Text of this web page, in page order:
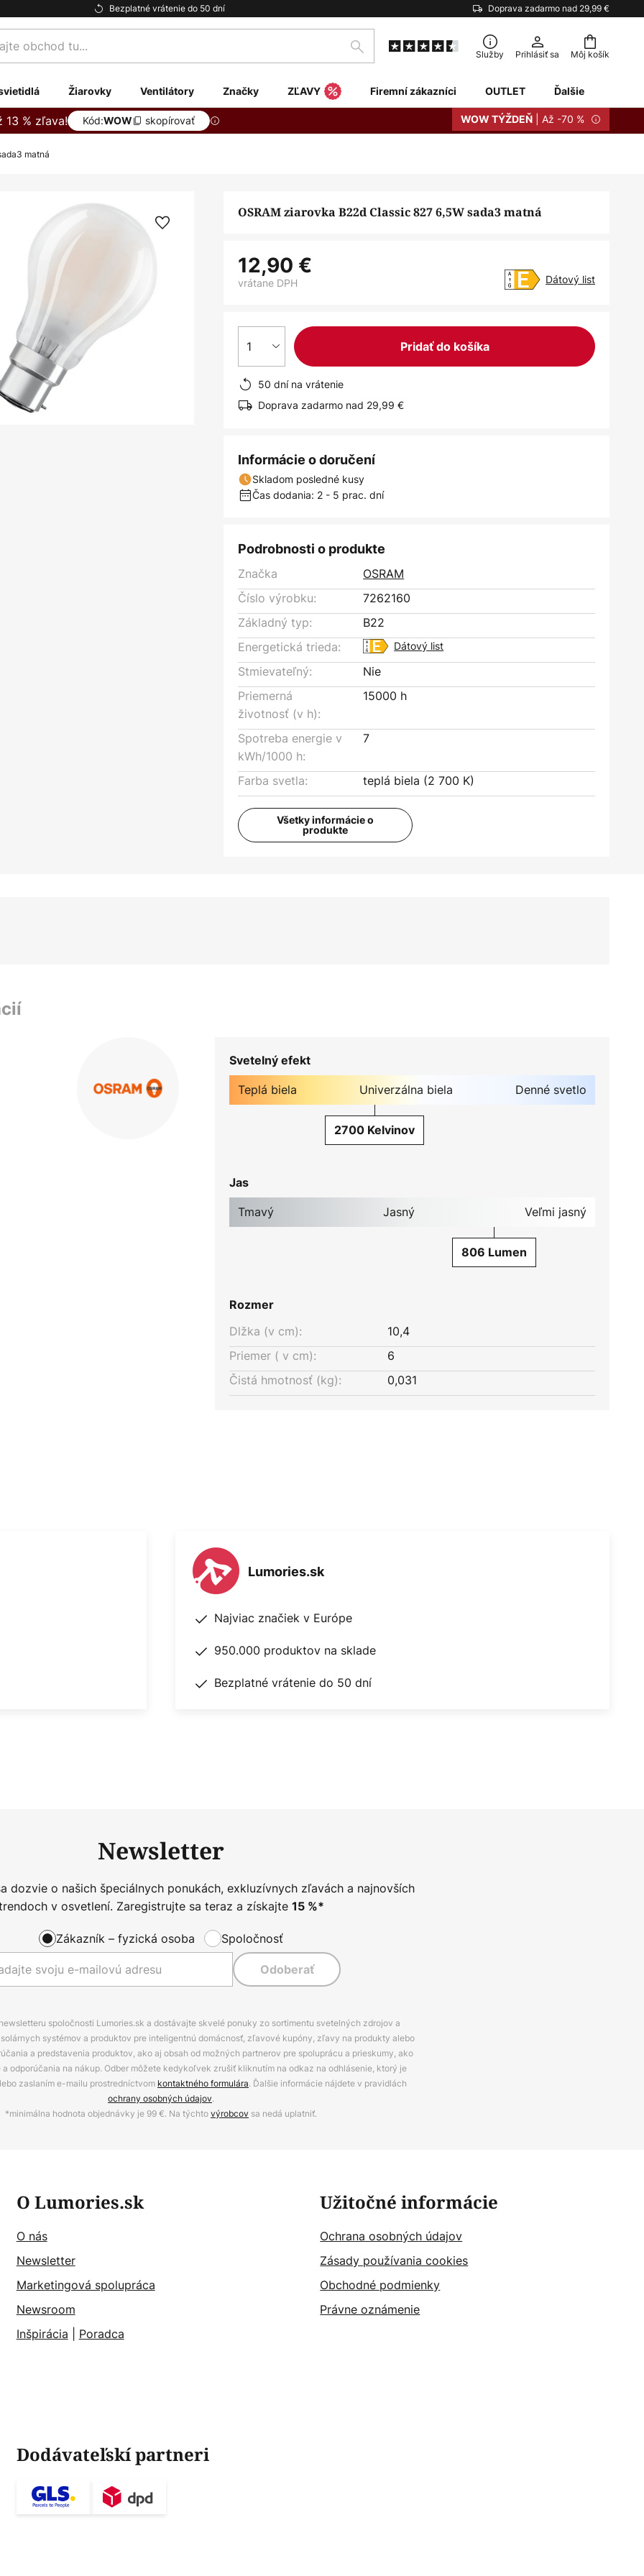
Bezplatné vrátenie do 50 dní Doprava zadarmo nad 29,99 €
Môj košík
Hľadať Služby Prihlásiť sa
Žiarovky Ventilátory Značky ZĽAVY Firemní zákazníci OUTLET Ďalšie
13 % zľava! Kód:WOW skopírovať WOW TÝŽDEŇ | Až -70 %
matná
OSRAM ziarovka B22d Classic 827 6,5W sada3 matná
12,90 €
vrátane DPH Dátový list
1 Pridať do košíka
50 dní na vrátenie
Doprava zadarmo nad 29,99 €
Informácie o doručení
Skladom posledné kusy
Čas dodania: 2 - 5 prac. dní
Podrobnosti o produkte
Značka
OSRAM
Číslo výrobku:
7262160
Základný typ:
B22
Energetická trieda:
Dátový list
Stmievateľný:
Nie
Priemerná
životnosť (v h):
15000 h
Spotreba energie v
kWh/1000 h:
7
Farba svetla: teplá biela (2 700 K)
Všetky informácie o
produkte
Svetelný efekt
Teplá biela Univerzálna biela Denné svetlo
2700 Kelvinov
Jas
Tmavý Jasný Veľmi jasný
806 Lumen
Rozmer
Dlžka (v cm):
10,4
Priemer ( v cm):
6
Čistá hmotnosť (kg):
0,031
Lumories.sk
Najviac značiek v Európe
950.000 produktov na sklade
Bezplatné vrátenie do 50 dní
Newsletter
dozvie o našich špeciálnych ponukách, exkluzívnych zľavách a najnovších
v osvetlení. Zaregistrujte sa teraz a získajte 15%*
Zákazník – fyzická osoba Spoločnosť
Odoberať
spoločnosti Lumories.sk a dostávajte skvelé ponuky zo sortimentu svetelných zdrojov a
systémov a produktov pre inteligentnú domácnosť, zľavové kupóny, zľavy na produkty alebo
a predstavenia produktov, ako aj obsah od možných partnerov pre spoluprácu a prieskumy, ako
odporúčania na nákup. Odber môžete kedykoľvek zrušiť kliknutím na odkaz na odhlásenie, ktorý je
zaslaním e-mailu prostredníctvom kontaktného formulára. Ďalšie informácie nájdete v pravidlách
ochrany osobných údajov.
*minimálna hodnota objednávky je 99 €. Na týchtovýrobcov sa nedá uplatniť.
O Lumories.sk
O nás
Newsletter
Marketingová spolupráca
Newsroom
Inšpirácia
Poradca
Užitočné informácie
Ochrana osobných údajov
Zásady používania cookies
Obchodné podmienky
Právne oznámenie
Dodávateľskí partneri